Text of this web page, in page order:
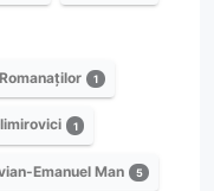
1
1
Emanuel Man 5